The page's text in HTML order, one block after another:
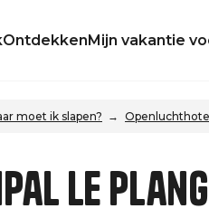
OntdekkenMijn vakantie
moet ik slapen?
Le